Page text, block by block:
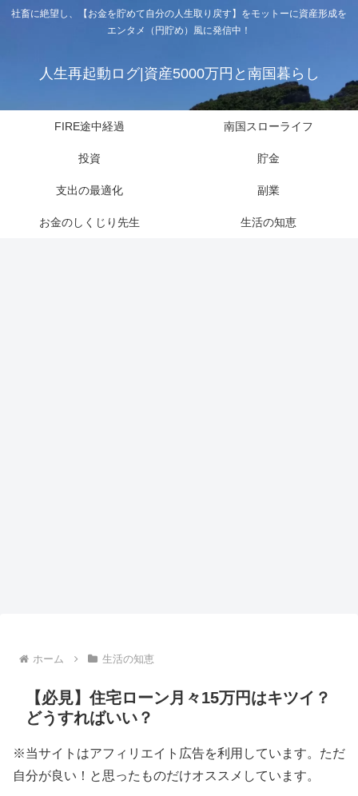
社畜に絶望し、【お金を貯めて自分の人生取り戻す】をモットーに資産形成を
エンタメ（円貯め）風に発信中！
人生再起動ログ|資産5000万円と南国暮らし
FIRE途中経過 南国スローライフ
投資 貯金
支出の最適化 副業
お金のしくじり先生 生活の知恵
ホーム 生活の知恵
【必見】住宅ローン月々15万円はキツイ？
どうすればいい？
※当サイトはアフィリエイト広告を利用しています。ただ
自分が良い！と思ったものだけオススメしています。